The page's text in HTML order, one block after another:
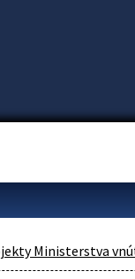
Ministerstva